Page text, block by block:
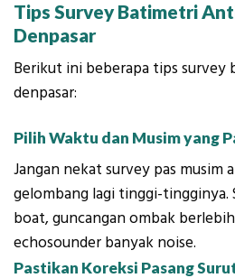
Tips Survey Batimetri
Denpasar
Berikut ini beberapa tips survey
denpasar:
Pilih Waktu dan Musim yang
Jangan nekat survey pas musim
gelombang lagi tinggi-tingginya.
boat, guncangan ombak
echosounder banyak noise.
Pastikan Koreksi Pasang